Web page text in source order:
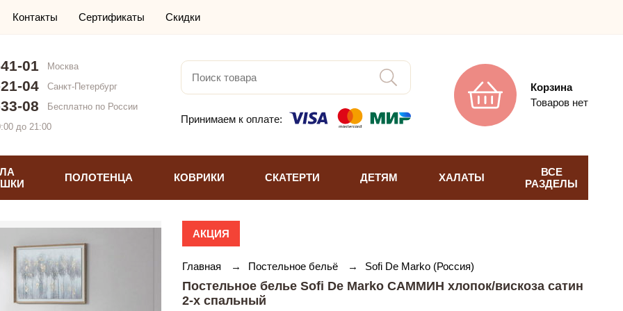
Контакты Сертификаты Скидки
01 Москва
04 Санкт-Петербург
08
Бесплатно по России
до 21:00
Принимаем к оплате:
Корзина
Товаров нет
ПОЛОТЕНЦА КОВРИКИ СКАТЕРТИ ДЕТЯМ ХАЛАТЫ
ВСЕ
РАЗДЕЛЫ
АКЦИЯ
Главная → Постельное бельё → Sofi De Marko (Россия)
Постельное белье Sofi De Marko САММИН хлопок/вискоза сатин
2-х спальный